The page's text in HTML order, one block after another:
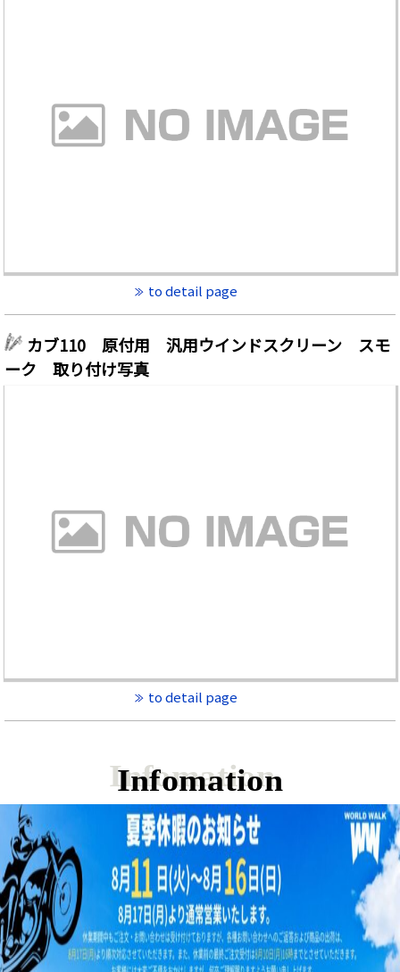
to detail page
カブ110 原付用 汎用ウインドスクリーン スモ
ーク 取り付け写真
to detail page
Infomation